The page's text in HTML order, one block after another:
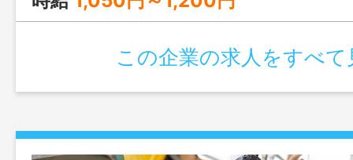
この企業の求人をすべて